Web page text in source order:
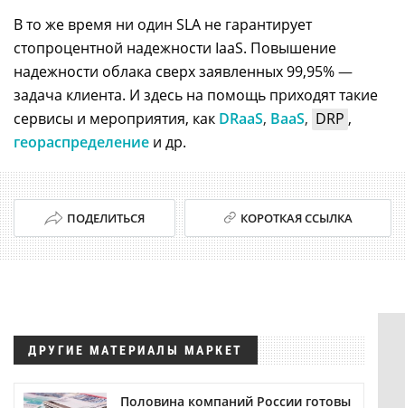
В то же время ни один SLA не гарантирует
стопроцентной надежности IaaS. Повышение
надежности облака сверх заявленных 99,95%—
задача клиента. И здесь на помощь приходят такие
сервисы и мероприятия, как DRaaS, BaaS, DRP ,
геораспределение и др.
ПОДЕЛИТЬСЯ КОРОТКАЯ ССЫЛКА
ДРУГИЕ МАТЕРИАЛЫ МАРКЕТ
Половина компаний России готовы